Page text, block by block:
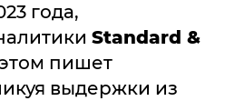
года,
Standard &
пишет
выдержки из